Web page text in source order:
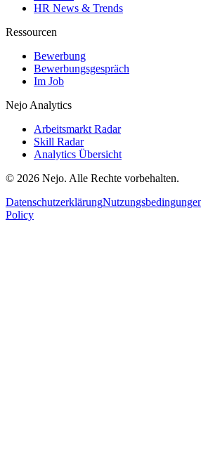
HR News & Trends
Ressourcen
Bewerbung
Bewerbungsgespräch
Im Job
Nejo Analytics
Arbeitsmarkt Radar
Skill Radar
Analytics Übersicht
© 2026 Nejo. Alle Rechte vorbehalten.
Datenschutzerklärung
Policy